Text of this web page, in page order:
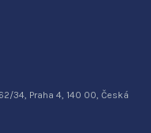
34, Praha 4, 140 00, Česká